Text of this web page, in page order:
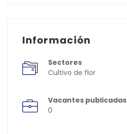
Información
Sectores
Cultivo de flor
Vacantes publicadas
0